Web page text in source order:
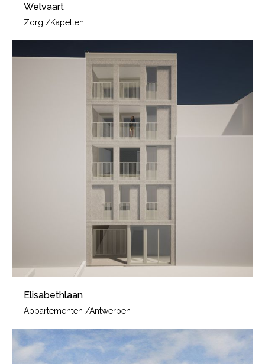
Welvaart
Zorg /Kapellen
Elisabethlaan
Appartementen /Antwerpen